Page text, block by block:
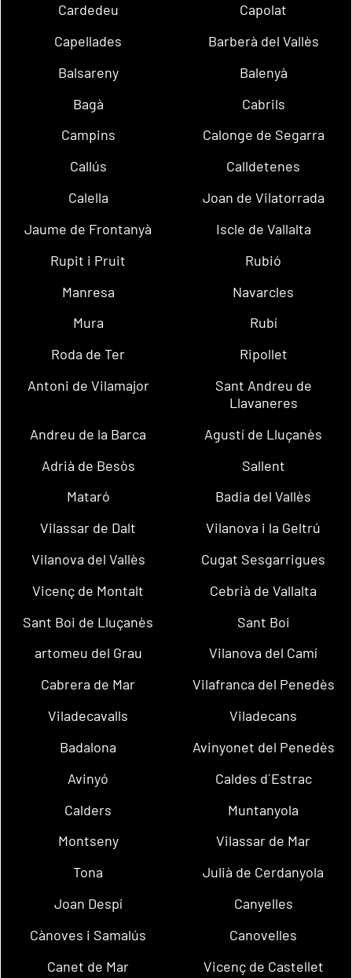
Cardedeu
Capolat
Capellades
Barberà del Vallès
Balsareny
Balenyà
Bagà
Cabrils
Campins
Calonge de Segarra
Callús
Calldetenes
Calella
Joan de Vilatorrada
Jaume de Frontanyà
Iscle de Vallalta
Rupit i Pruit
Rubió
Manresa
Navarcles
Mura
Rubí
Roda de Ter
Ripollet
Antoni de Vilamajor
Sant Andreu de
Llavaneres
Andreu de la Barca
Agustí de Lluçanès
Adrià de Besòs
Sallent
Mataró
Badia del Vallès
Vilassar de Dalt
Vilanova i la Geltrú
Vilanova del Vallès
Cugat Sesgarrigues
Vicenç de Montalt
Cebrià de Vallalta
Sant Boi de Lluçanès
Sant Boi
artomeu del Grau
Vilanova del Camí
Cabrera de Mar
Vilafranca del Penedès
Viladecavalls
Viladecans
Badalona
Avinyonet del Penedès
Avinyó
Caldes d´Estrac
Calders
Muntanyola
Montseny
Vilassar de Mar
Tona
Julià de Cerdanyola
Joan Despí
Canyelles
Cànoves i Samalús
Canovelles
Canet de Mar
Vicenç de Castellet